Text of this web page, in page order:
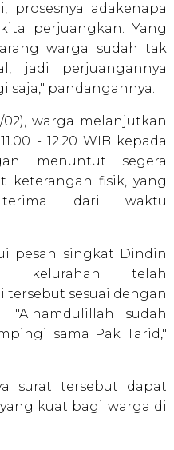
prosesnya adakenapa
perjuangkan. Yang
warga sudah tak
jadi perjuangannya
saja," pandangannya.
warga melanjutkan
- 12.20 WIB kepada
menuntut segera
keterangan fisik, yang
terima dari waktu
pesan singkat Dindin
kelurahan telah
tersebut sesuai dengan
"Alhamdulillah sudah
sama Pak Tarid,"
surat tersebut dapat
kuat bagi warga di